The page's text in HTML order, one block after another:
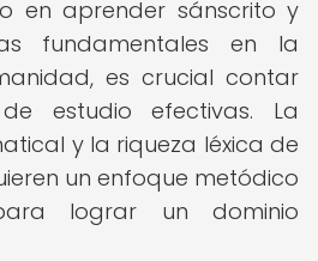
en aprender sánscrito y
fundamentales en la
es crucial contar
estudio efectivas. La
y la riqueza léxica de
un enfoque metódico
lograr un dominio